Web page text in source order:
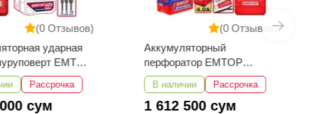
(0 Отзывов)
ударная
EMTOP
Рассрочка
сум
(0 Отзывов)
Аккумуляторный
перфоратор EMTOP
ELRH202862
В наличии Рассрочка
1 612 500 сум